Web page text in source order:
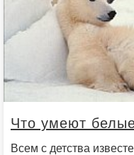
Что умеют
Всем с детства